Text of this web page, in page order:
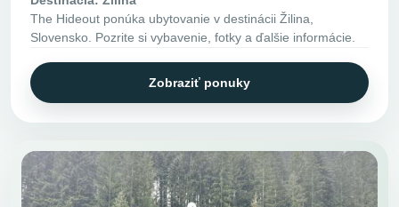
The Hideout ponúka ubytovanie v destinácii Žilina,
Slovensko. Pozrite si vybavenie, fotky a ďalšie informácie.
Zobraziť ponuky